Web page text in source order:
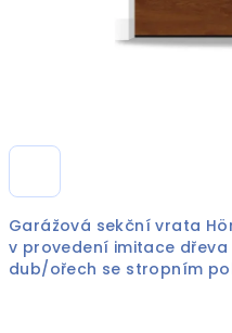
Garážová sekční vrata
v provedení imitace
dub/ořech se stropním